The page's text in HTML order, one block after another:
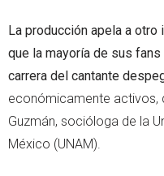
La producción apela a otro
que la mayoría de sus
carrera del cantante
económicamente activos,
Guzmán, socióloga de la
México (UNAM).